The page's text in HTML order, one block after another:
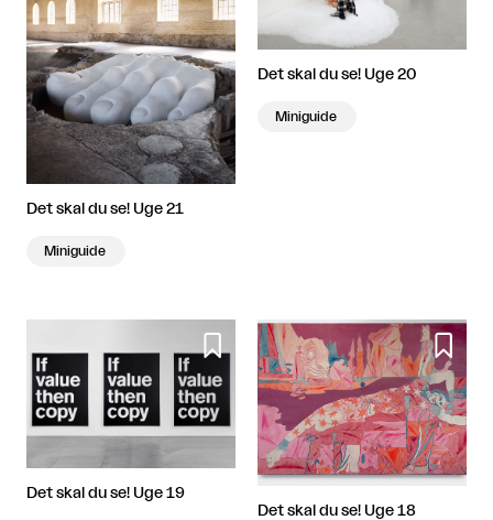
Det skal du se! Uge 21
Miniguide
Det skal du se! Uge 20
Miniguide

Det skal du se! Uge 19

Det skal du se! Uge 18